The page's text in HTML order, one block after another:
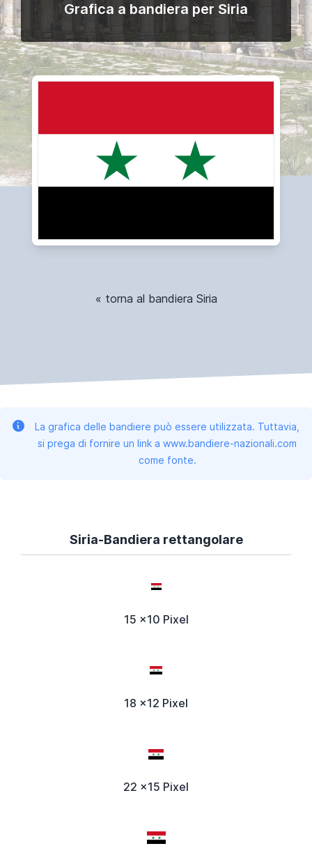
Grafica a bandiera per Siria
« torna al bandiera Siria
La grafica delle bandiere può essere utilizzata. Tuttavia,
si prega di fornire un link a www.bandiere-nazionali.com
come fonte.
Siria-Bandiera rettangolare
15 x10 Pixel
18 x12 Pixel
22 x15 Pixel